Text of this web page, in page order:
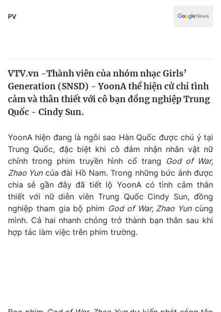
Thế giới
Tin tức
Thế giới đó đây
Câu chuyện quốc tế
Tài chính
Thị trường
Góc doanh nghiệp
Dữ liệu và đời sống
Truyền hình
Phim VTV
Hậu trường
Giải trí
Điện ảnh
Đời sống
Học trực tuyến
PV
VTV.vn -Thành viên của nhóm nhạc Girls’
Generation (SNSD) - YoonA thể hiện cử chỉ tình
cảm và thân thiết với cô bạn đồng nghiệp Trung
Quốc - Cindy Sun.
YoonA hiện đang là ngôi sao Hàn Quốc được chú ý tại
Trung Quốc, đặc biệt khi cô đảm nhận nhân vật nữ
chính trong phim truyền hình cổ trang God of War,
Zhao Yuncủa đài Hồ Nam. Trong những bức ảnh được
chia sẻ gần đây đã tiết lộ YoonA có tình cảm thân
thiết với nữ diễn viên Trung Quốc Cindy Sun, đồng
nghiệp tham gia bộ phim God of War, Zhao Yuncùng
mình. Cả hai nhanh chóng trở thành bạn thân sau khi
hợp tác làm việc trên phim trường.